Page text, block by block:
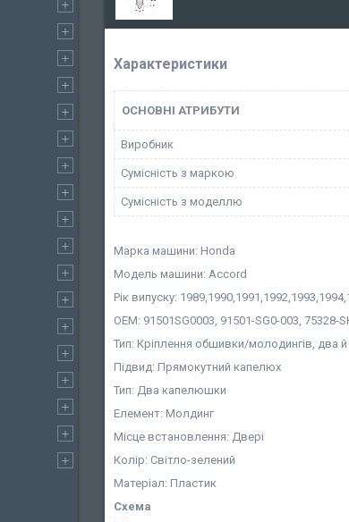
Характеристики
ОСНОВНІ АТРИБУТИ
Виробник
Сумісність з маркою
Сумісність з моделлю
Марка машини: Honda
Модель машини: Accord
Рік випуску:
OEM: 91501SG0003, 91501-SG0-003, 75328-
Тип: Кріплення обшивки/молодингів, два
Підвид: Прямокутний капелюх
Тип: Два капелюшки
Елемент: Молдинг
Місце встановлення: Двері
Колір: Світло-зелений
Матеріал: Пластик
Схема